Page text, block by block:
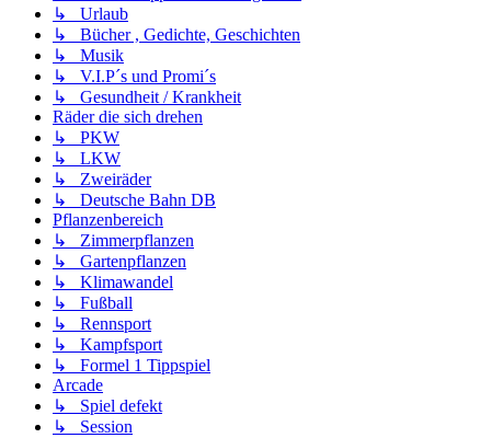
↳ Urlaub
↳ Bücher , Gedichte, Geschichten
↳ Musik
↳ V.I.P´s und Promi´s
↳ Gesundheit / Krankheit
Räder die sich drehen
↳ PKW
↳ LKW
↳ Zweiräder
↳ Deutsche Bahn DB
Pflanzenbereich
↳ Zimmerpflanzen
↳ Gartenpflanzen
↳ Klimawandel
↳ Fußball
↳ Rennsport
↳ Kampfsport
↳ Formel 1 Tippspiel
Arcade
↳ Spiel defekt
↳ Session